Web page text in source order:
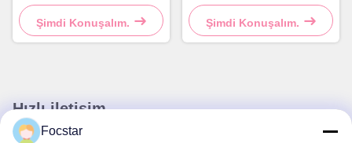
çiçek tuvalet ürünleri
kozmetik çanta hali
Şimdi Konuşalım.
Tuvalet Çantası Su
Geçirmez
Şimdi Konuşalım.
Hızlı iletişim
Focstar